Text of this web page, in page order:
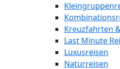
Kreuzfahrten
Last Minute
Luxusreisen
Naturreisen